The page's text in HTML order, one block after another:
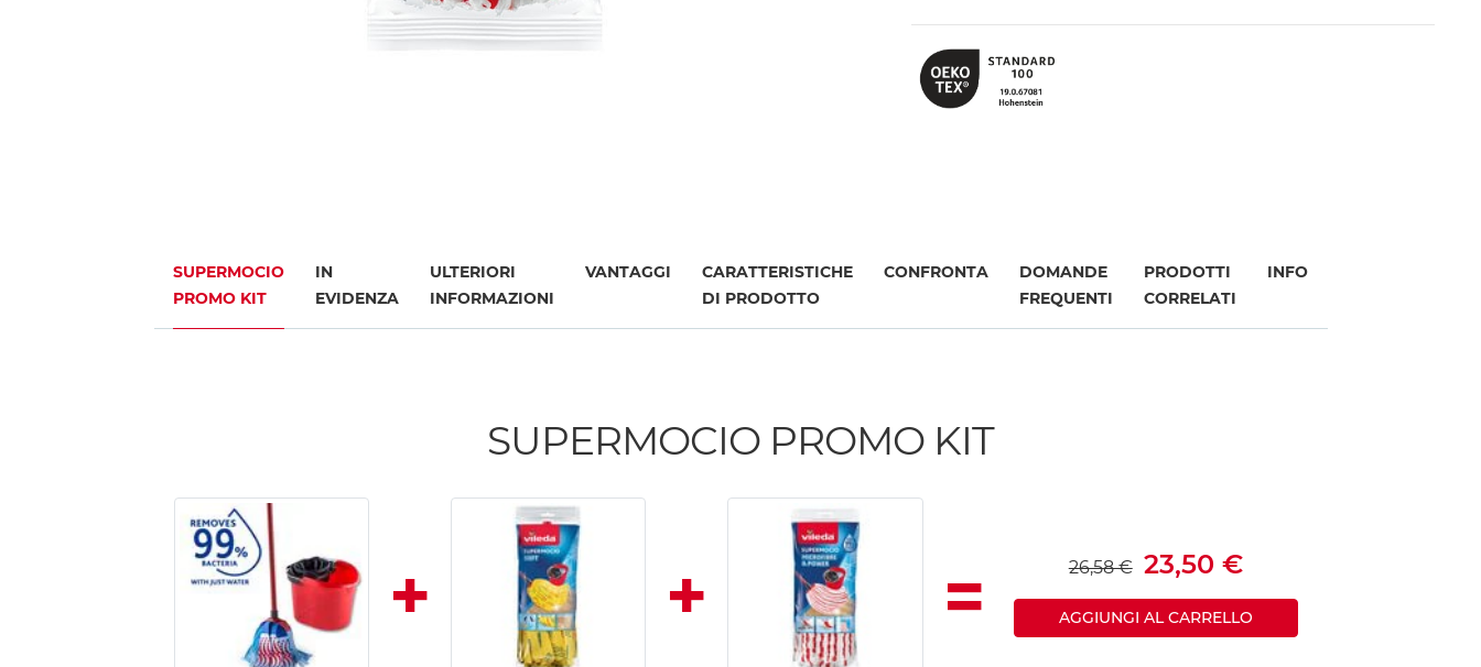
SUPERMOCIO
PROMO KIT
IN
EVIDENZA
ULTERIORI
INFORMAZIONI
VANTAGGI
CARATTERISTICHE
DI PRODOTTO
CONFRONTA
DOMANDE
FREQUENTI
PRODOTTI
CORRELATI
INFO
SUPERMOCIO PROMO KIT
+ + = 26,58 € 23,50 €
AGGIUNGI AL CARRELLO